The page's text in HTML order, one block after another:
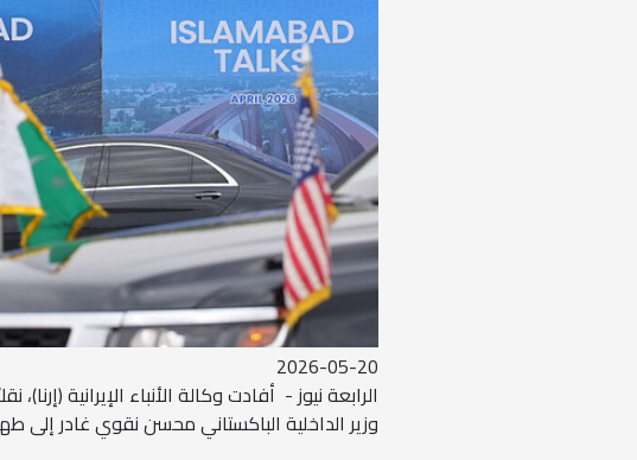
2026-05-20
الرابعة نيوز - أفادت وكالة الأنباء الإيرانية
وزير الداخلية الباكستاني محسن نقوي غادر إلى